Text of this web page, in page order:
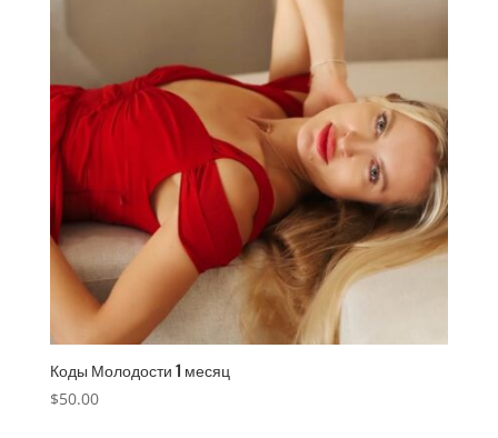
Коды Молодости 1 месяц
$50.00